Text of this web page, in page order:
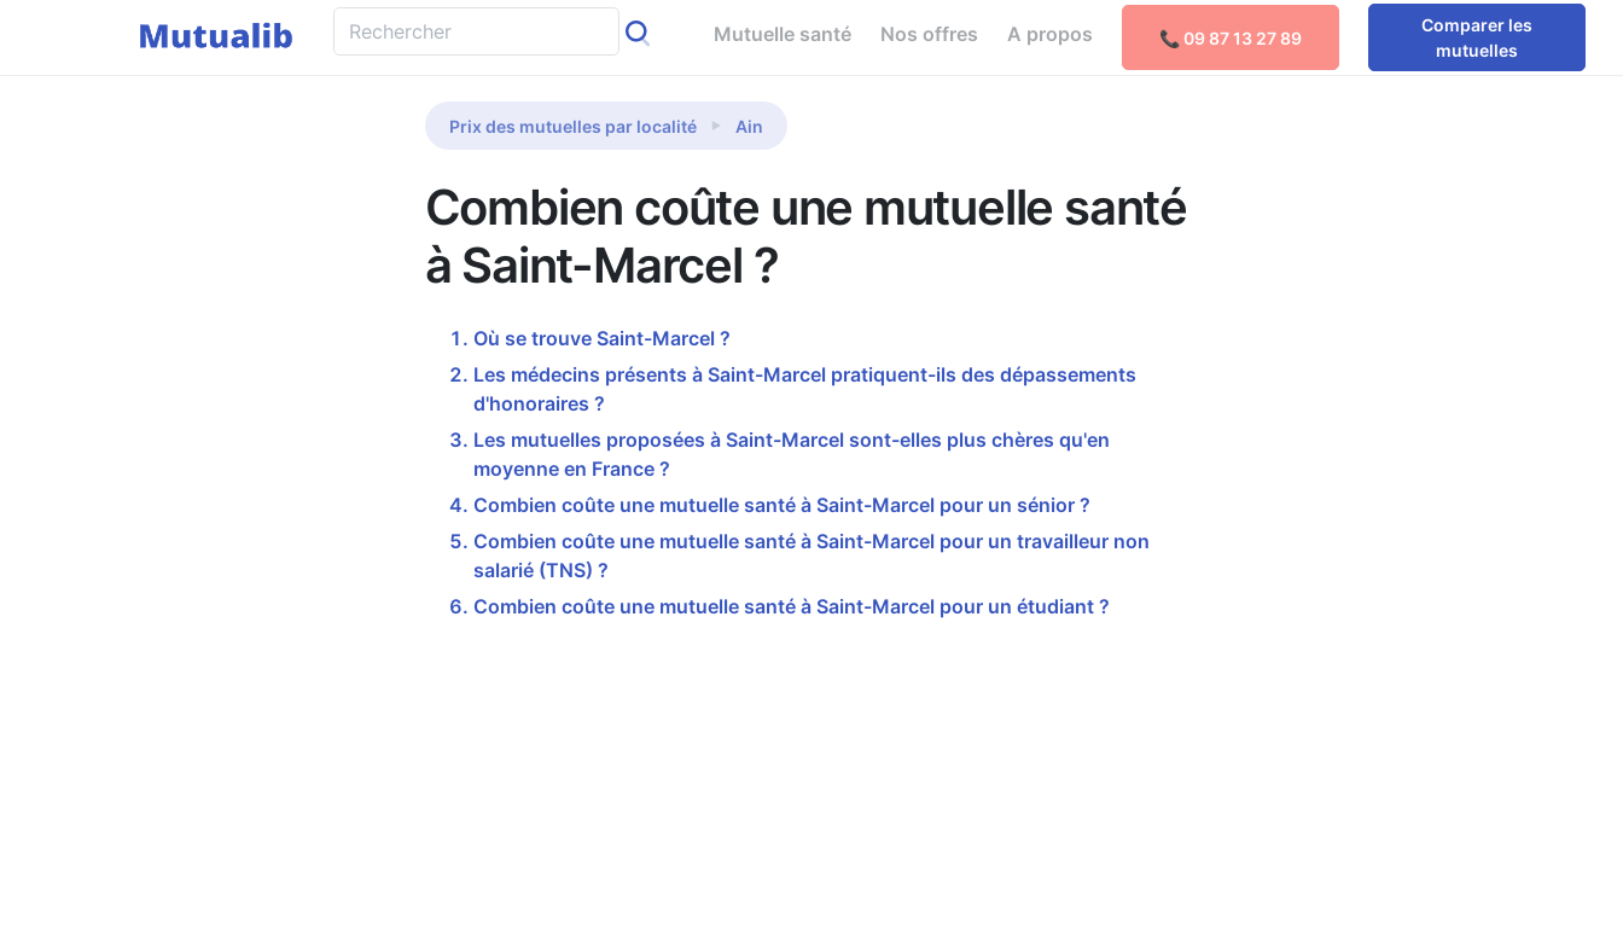
Mutuelle santé Nos offres A propos 📞 09 87 13 27 89
Comparer les
mutuelles
Comparer les mutuelles
Prix des mutuelles par localité Ain
Combien coûte une mutuelle santé
à Saint-Marcel ?
Où se trouve Saint-Marcel ?
Les médecins présents à Saint-Marcel pratiquent-ils des dépassements
d'honoraires ?
Les mutuelles proposées à Saint-Marcel sont-elles plus chères qu'en
moyenne en France ?
Combien coûte une mutuelle santé à Saint-Marcel pour un sénior ?
Combien coûte une mutuelle santé à Saint-Marcel pour un travailleur non
salarié (TNS) ?
Combien coûte une mutuelle santé à Saint-Marcel pour un étudiant ?